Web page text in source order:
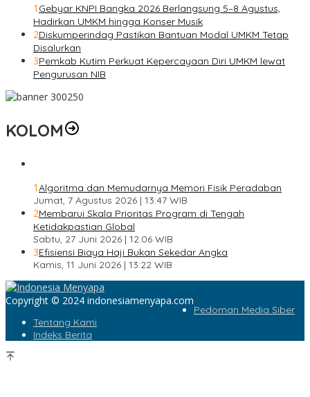
1 Gebyar KNPI Bangka 2026 Berlangsung 5–8 Agustus,
Hadirkan UMKM hingga Konser Musik
2Diskumperindag Pastikan Bantuan Modal UMKM Tetap
Disalurkan
3Pemkab Kutim Perkuat Kepercayaan Diri UMKM lewat
Pengurusan NIB
KOLOM
1Algoritma dan Memudarnya Memori Fisik Peradaban
Jumat, 7 Agustus 2026 | 13:47 WIB
2Membarui Skala Prioritas Program di Tengah
Ketidakpastian Global
Sabtu, 27 Juni 2026 | 12:06 WIB
3Efisiensi Biaya Haji Bukan Sekedar Angka
Kamis, 11 Juni 2026 | 13:22 WIB
Copyright © 2024 indonesiamenyapa.com
Pedoman Media Siber
Tentang Kami
Indeks Berita